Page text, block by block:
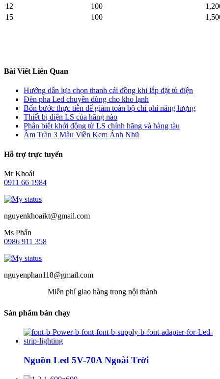
12
100
15
100
Bài Viết Liên Quan
Hướng dẫn lựa chọn thanh cái đồng khi lắp đặt tủ điện
Đèn pha Led chuyên dùng cho kho lạnh
Bốn bước thực tiễn để giảm toàn bộ chi phí năng lượng
Thiết bị điện LS của hãng nào
Phân biệt khởi động từ LS chính hãng và hàng tàu
Âm Trần 3 Màu Viền Kem Ánh Nhũ
Hỗ trợ trực tuyến
Mr Khoái
0911 66 1984
nguyenkhoaikt@gmail.com
Ms Phấn
0986 911 358
nguyenphan118@gmail.com
Miễn phí giao hàng trong nội thành
Sản phẩm bán chạy
Nguồn Led 5V-70A Ngoài Trời